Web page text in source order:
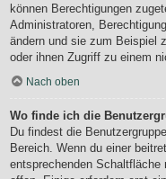
können Berechtigungen
Administratoren,
ändern und sie zum Beispiel
oder ihnen Zugriff zu einem
Nach oben
Wo finde ich die
Du findest die
Bereich. Wenn du einer
entsprechenden